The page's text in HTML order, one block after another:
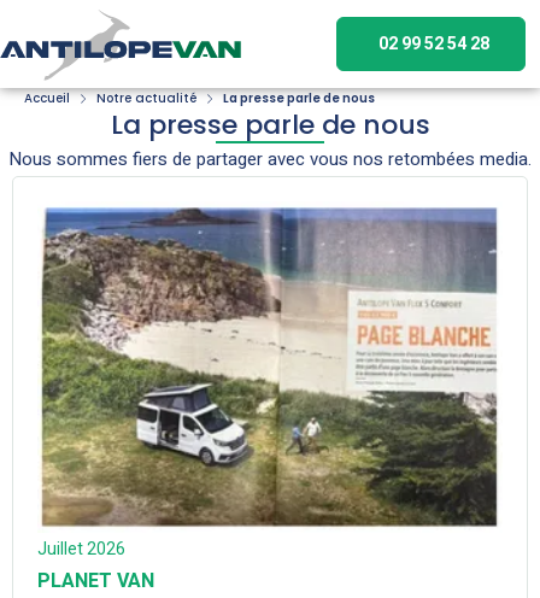
02 99 52 54 28
Accueil Notre actualité La presse parle de nous
La presse parle de nous
Nous sommes fiers de partager avec vous nos retombées media.
Juillet 2026
PLANET VAN